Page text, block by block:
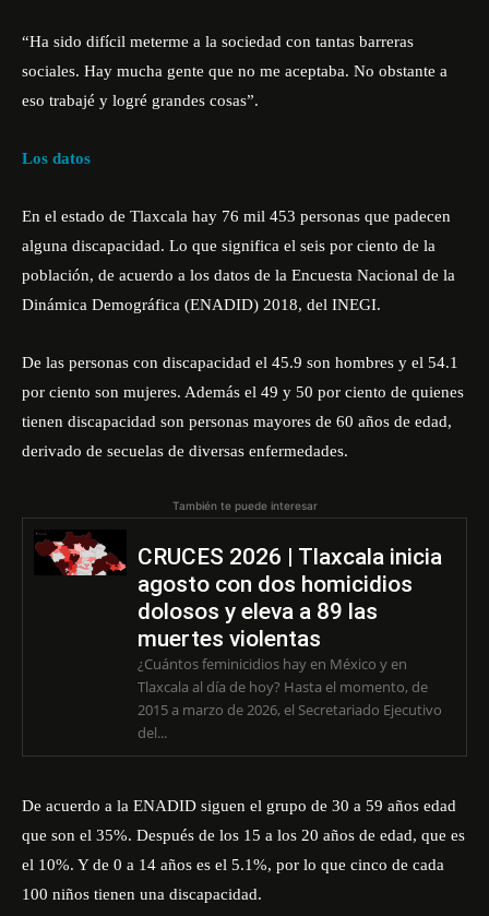
“Ha sido difícil meterme a la sociedad con tantas barreras
sociales. Hay mucha gente que no me aceptaba. No obstante a
eso trabajé y logré grandes cosas”.
Los datos
En el estado de Tlaxcala hay 76 mil 453 personas que padecen
alguna discapacidad. Lo que significa el seis por ciento de la
población, de acuerdo a los datos de la Encuesta Nacional de la
Dinámica Demográfica (ENADID) 2018, del INEGI.
De las personas con discapacidad el 45.9 son hombres y el 54.1
por ciento son mujeres. Además el 49 y 50 por ciento de quienes
tienen discapacidad son personas mayores de 60 años de edad,
derivado de secuelas de diversas enfermedades.
También te puede interesar
CRUCES 2026 | Tlaxcala inicia
agosto con dos homicidios
dolosos y eleva a 89 las
muertes violentas
¿Cuántos feminicidios hay en México y en
Tlaxcala al día de hoy? Hasta el momento, de
2015 a marzo de 2026, el Secretariado Ejecutivo
del...
De acuerdo a la ENADID siguen el grupo de 30 a 59 años edad
que son el 35%. Después de los 15 a los 20 años de edad, que es
el 10%. Y de 0 a 14 años es el 5.1%, por lo que cinco de cada
100 niños tienen una discapacidad.